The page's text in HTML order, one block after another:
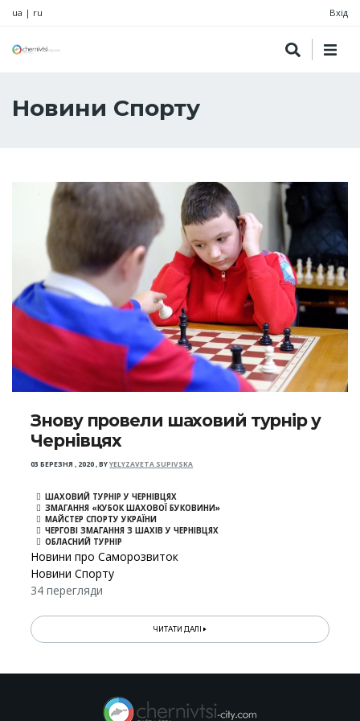
ua | ru Вхід
Новини Спорту
Знову провели шаховий турнір у
Чернівцях
03 БЕРЕЗНЯ , 2020,BYYELYZAVETA SUPIVSKA
ШАХОВИЙ ТУРНІР У ЧЕРНІВЦЯХ
ЗМАГАННЯ «КУБОК ШАХОВОЇ БУКОВИНИ»
МАЙСТЕР СПОРТУ УКРАЇНИ
ЧЕРГОВІ ЗМАГАННЯ З ШАХІВ У ЧЕРНІВЦЯХ
ОБЛАСНИЙ ТУРНІР
Новини про Саморозвиток
Новини Спорту
34 перегляди
ЧИТАТИ ДАЛІ